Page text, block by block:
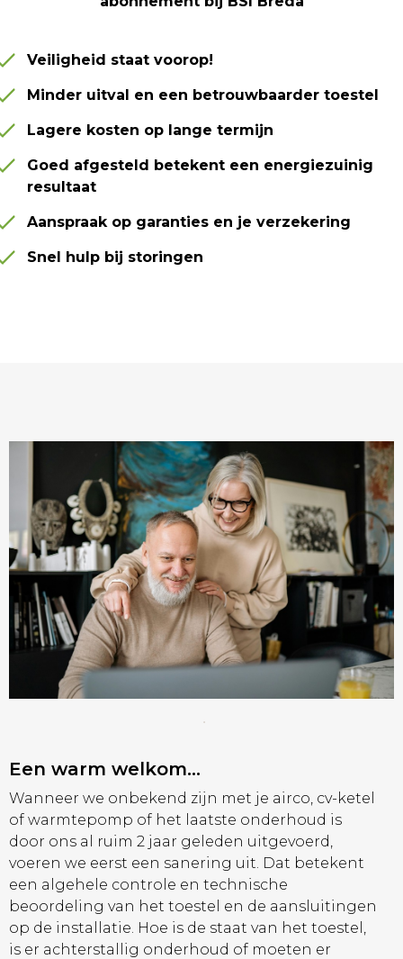
Veiligheid staat voorop!
Minder uitval en een betrouwbaarder toestel
Lagere kosten op lange termijn
Goed afgesteld betekent een energiezuinig
resultaat
Aanspraak op garanties en je verzekering
Snel hulp bij storingen
Een warm welkom…
Wanneer we onbekend zijn met je airco, cv-ketel
of warmtepomp of het laatste onderhoud is
door ons al ruim 2 jaar geleden uitgevoerd,
voeren we eerst een sanering uit. Dat betekent
een algehele controle en technische
beoordeling van het toestel en de aansluitingen
op de installatie. Hoe is de staat van het toestel,
is er achterstallig onderhoud of moeten er